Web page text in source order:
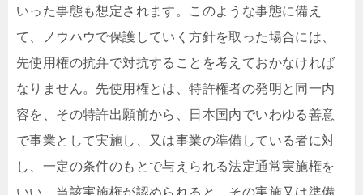
いった事態も想定されます。このような事態に備え
て、ノウハウで保護していく方針を取った場合には、
先使用権の抗弁で対抗することを考えておかなければ
なりません。先使用権とは、特許権者の発明と同一内
容を、その特許出願前から、日本国内でいわゆる善意
で事業として実施し、又は事業の準備している者に対
し、一定の条件のもとで与えられる法定通常実施権を
いい、当該実施権が認められると、その実施又は準備